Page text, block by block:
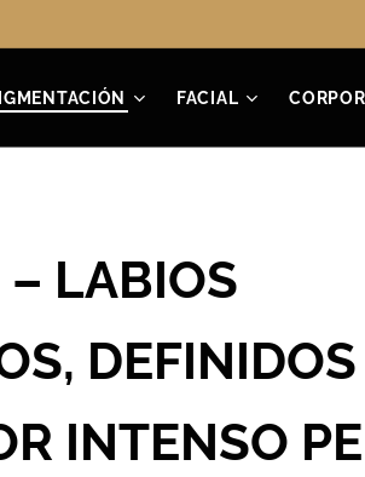
FACIAL
LABIOS
DEFINIDOS
INTENSO